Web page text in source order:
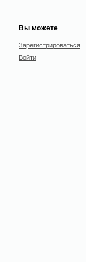
Вы можете
Зарегистрироваться
Войти